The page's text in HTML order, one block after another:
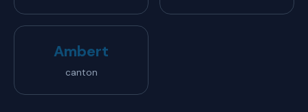
Ambert
canton